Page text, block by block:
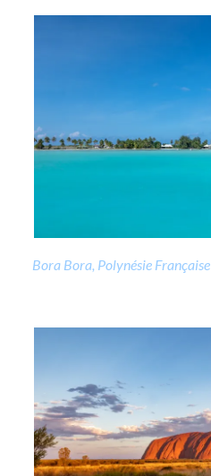
Bora Bora, Polynésie Française